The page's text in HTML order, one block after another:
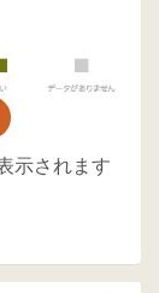
示されます